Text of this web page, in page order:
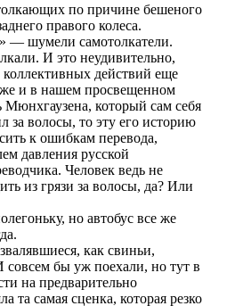
по причине бешеного
правого колеса.
— шумели самотолкатели.
И это неудивительно,
действий еще
и в нашем просвещенном
который сам себя
за волосы, то эту его историю
к ошибкам перевода,
давления русской
Человек ведь не
из грязи за волосы, да? Или
но автобус все же
как свиньи,
бы уж поехали, но тут в
на предварительно
та самая сценка, которая резко